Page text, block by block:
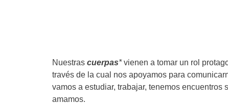
Nuestras cuerpas*vienen a tomar un rol
través de la cual nos apoyamos para
vamos a estudiar, trabajar, tenemos
amamos.